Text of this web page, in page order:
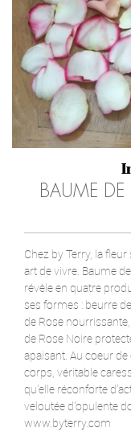
BAUME DE
Chez by Terry, la
art de vivre. Baume
révèle en quatre
ses formes : beurre
de Rose
de Rose Noire
apaisant. Au coeur
corps, véritable
qu'elle réconforte
veloutée d'opulente
www.byterry.com